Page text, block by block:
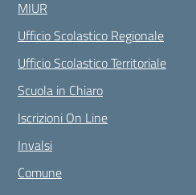
MIUR
Ufficio Scolastico Regionale
Ufficio Scolastico Territoriale
Scuola in Chiaro
Iscrizioni On Line
Invalsi
Comune